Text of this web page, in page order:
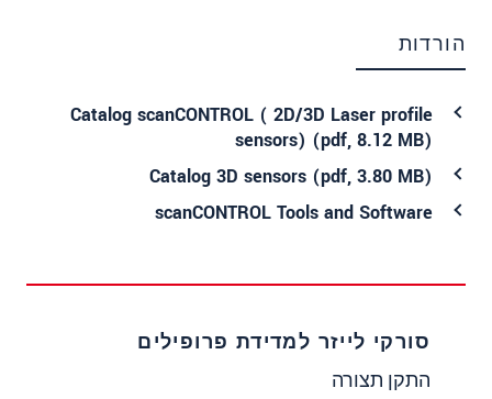
הורדות
Catalog scanCONTROL ( 2D/3D Laser profile
sensors) (pdf, 8.12 MB)
Catalog 3D sensors (pdf, 3.80 MB)
scanCONTROL Tools and Software
סורקי לייזר למדידת פרופילים
התקן תצורה